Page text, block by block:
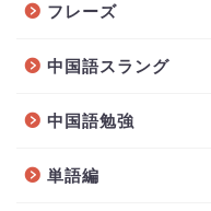
フレーズ
中国語スラング
中国語勉強
単語編